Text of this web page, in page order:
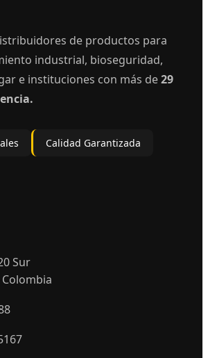
de productos para
industrial, bioseguridad,
e instituciones con más de29
Calidad Garantizada
Sur
Colombia